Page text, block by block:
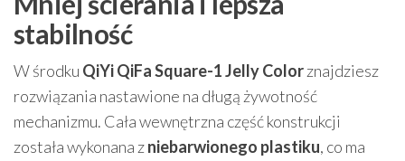
stabilność
W środku QiYi QiFa Square-1 Jelly Colorznajdziesz
rozwiązania nastawione na długą żywotność
mechanizmu. Cała wewnętrzna część konstrukcji
została wykonana zniebarwionego plastiku, co ma